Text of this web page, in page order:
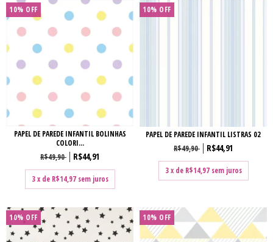
10% OFF
PAPEL DE PAREDE INFANTIL BOLINHAS
COLORI...
R$49,90
R$44,91
3 x de R$14,97 sem juros
10% OFF
PAPEL DE PAREDE INFANTIL LISTRAS 02
R$49,90
R$44,91
3 x de R$14,97 sem juros
10% OFF 10% OFF